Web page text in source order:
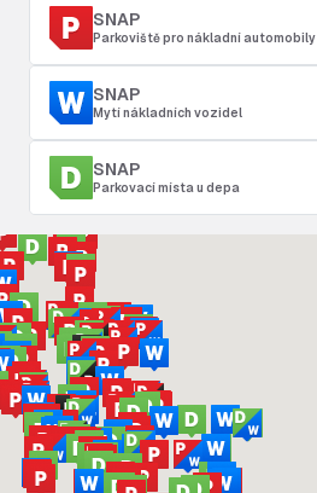
SNAP
Parkoviště pro nákladní automobily
SNAP
Mytí nákladních vozidel
SNAP
Parkovací místa u depa